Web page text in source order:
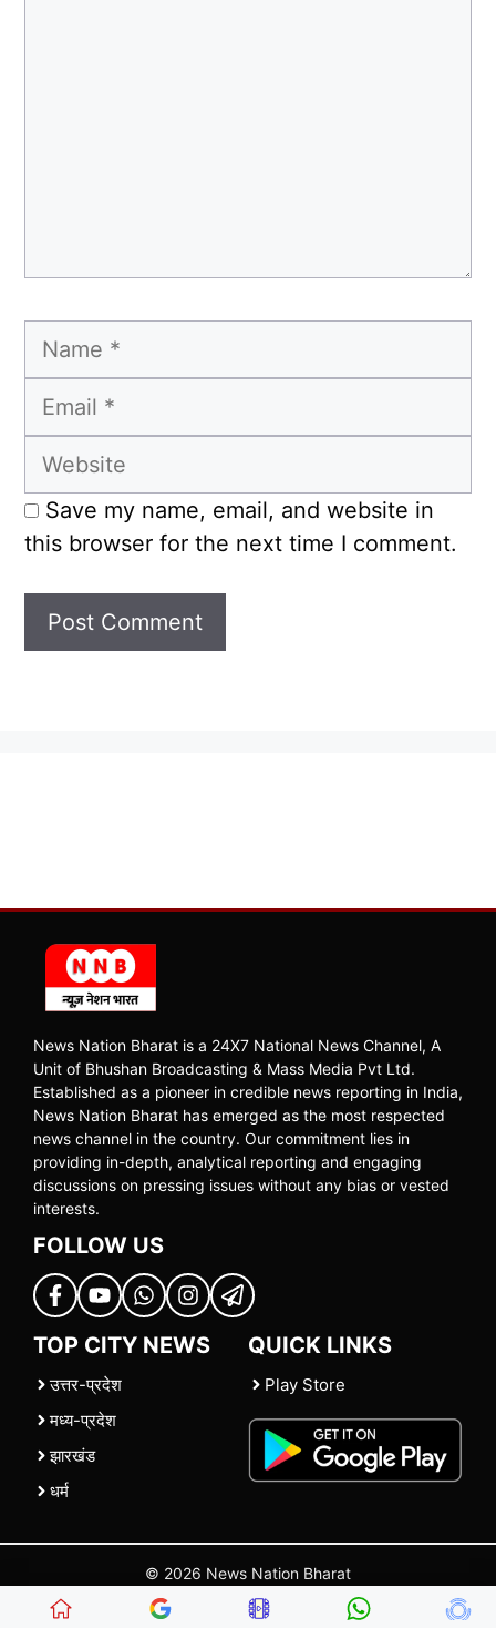
Name
Email
Website
Save my name, email, and website in
this browser for the next time I comment.
News Nation Bharat is a 24X7 National News Channel, A
Unit of Bhushan Broadcasting & Mass Media Pvt Ltd.
Established as a pioneer in credible news reporting in India,
News Nation Bharat has emerged as the most respected
news channel in the country. Our commitment lies in
providing in-depth, analytical reporting and engaging
discussions on pressing issues without any bias or vested
interests.
FOLLOW US
TOP CITY NEWS
उत्तर-प्रदेश
मध्य-प्रदेश
झारखंड
धर्म
QUICK LINKS
Play Store
© 2026 News Nation Bharat
| |Contact Us |Policies Terms and Conditions